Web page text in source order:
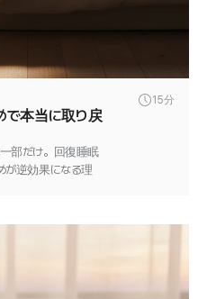
15分
で本当に取り戻
部だけ。回復睡眠
が逆効果になる理